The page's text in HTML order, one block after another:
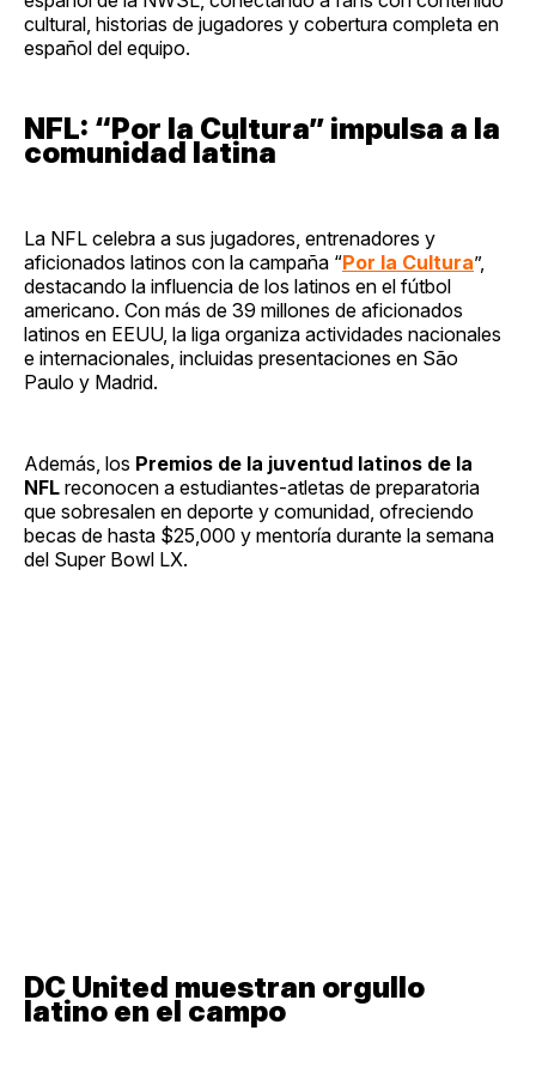
cultural, historias de jugadores y cobertura completa en
español del equipo.
NFL: “Por la Cultura” impulsa a la
comunidad latina
La NFL celebra a sus jugadores, entrenadores y
aficionados latinos con la campaña “Por la Cultura”,
destacando la influencia de los latinos en el fútbol
americano. Con más de 39 millones de aficionados
latinos en EEUU, la liga organiza actividades nacionales
e internacionales, incluidas presentaciones en São
Paulo y Madrid.
Además, los Premios de la juventud latinos de la
NFL reconocen a estudiantes-atletas de preparatoria
que sobresalen en deporte y comunidad, ofreciendo
becas de hasta $25,000 y mentoría durante la semana
del Super Bowl LX.
DC United muestran orgullo
latino en el campo